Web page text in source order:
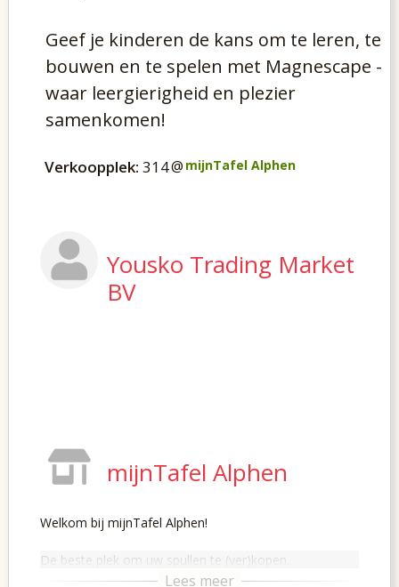
Geef je kinderen de kans om te leren, te
bouwen en te spelen met Magnescape -
waar leergierigheid en plezier
samenkomen!
Verkoopplek: 314@ mijnTafel Alphen
Yousko Trading Market
BV
mijnTafel Alphen
Welkom bij mijnTafel Alphen!
De beste plek om uw spullen te (ver)kopen.